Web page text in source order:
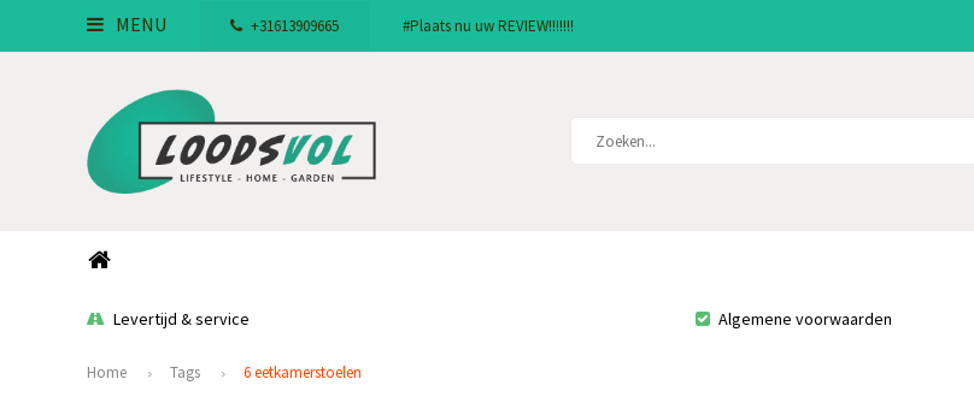
MENU +31613909665 #Plaats nu uw REVIEW!!!!!!!
Levertijd & service Algemene voorwaarden
Home Tags 6 eetkamerstoelen